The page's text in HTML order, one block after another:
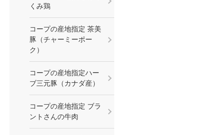
くみ鶏
コープの産地指定 茶美
豚（チャーミーポー
ク）
コープの産地指定ハー
ブ三元豚（カナダ産）
コープの産地指定 ブラ
ントさんの牛肉